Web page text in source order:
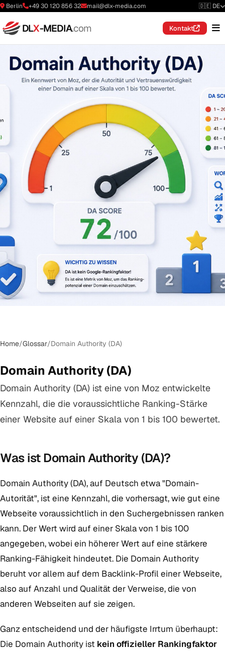
Berlin +49 30 120 856 32 mail@dlx-media.com 🇩🇪 DE
DLX-MEDIA.com Kontakt
Home/Glossar/Domain Authority (DA)
Domain Authority (DA)
Domain Authority (DA) ist eine von Moz entwickelte
Kennzahl, die die voraussichtliche Ranking-Stärke
einer Website auf einer Skala von 1 bis 100 bewertet.
Was ist Domain Authority (DA)?
Domain Authority (DA), auf Deutsch etwa "Domain-
Autorität", ist eine Kennzahl, die vorhersagt, wie gut eine
Webseite voraussichtlich in den Suchergebnissen ranken
kann. Der Wert wird auf einer Skala von 1 bis 100
angegeben, wobei ein höherer Wert auf eine stärkere
Ranking-Fähigkeit hindeutet. Die Domain Authority
beruht vor allem auf dem Backlink-Profil einer Webseite,
also auf Anzahl und Qualität der Verweise, die von
anderen Webseiten auf sie zeigen.
Ganz entscheidend und der häufigste Irrtum überhaupt:
Die Domain Authority ist kein offizieller Rankingfaktor